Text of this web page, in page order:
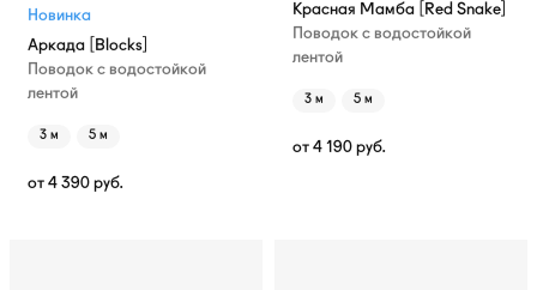
Новинка
Аркада [Blocks]
Поводок с водостойкой
лентой
3 м 5 м
от 4 390 руб.
Красная Мамба [Red Snake]
Поводок с водостойкой
лентой
3 м 5 м
от 4 190 руб.